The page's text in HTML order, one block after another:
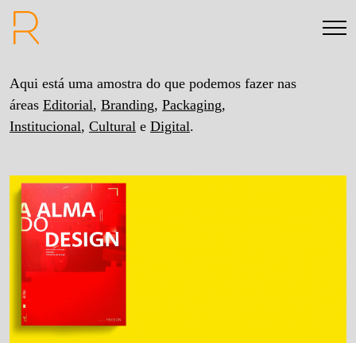
Aqui está uma amostra do que podemos fazer nas
áreas Editorial, Branding, Packaging,
Institucional, Cultural e Digital.